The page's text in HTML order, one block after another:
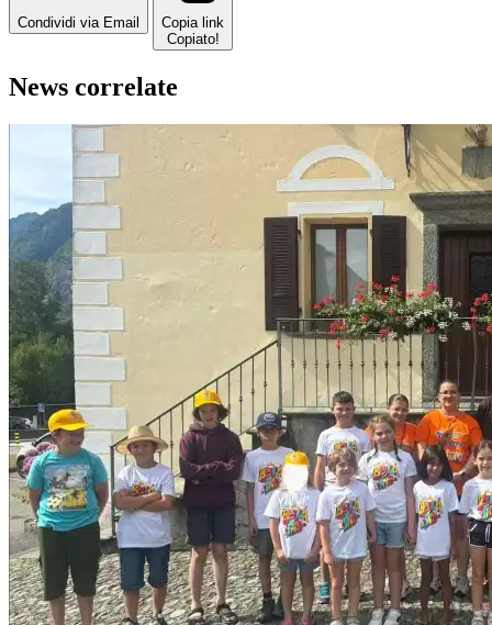
Condividi via Email
Copia link
Copiato!
News correlate